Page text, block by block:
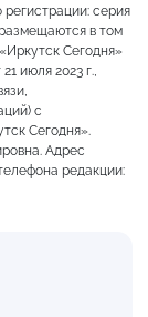
серия
в том
Сегодня»
июля 2023 г.,
с
Сегодня».
Адрес
редакции: